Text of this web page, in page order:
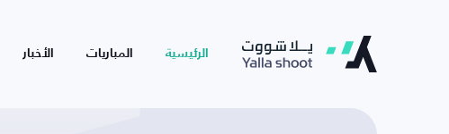
الرئيسية المباريات الأخبار